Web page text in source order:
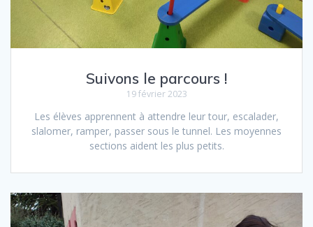
Suivons le parcours !
19 février 2023
Les élèves apprennent à attendre leur tour, escalader,
slalomer, ramper, passer sous le tunnel. Les moyennes
sections aident les plus petits.